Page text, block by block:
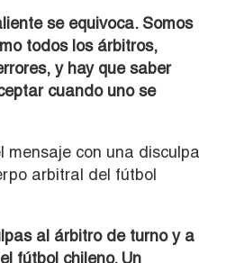
se equivoca. Somos
todos los árbitros,
y hay que saber
cuando uno se
mensaje con una disculpa
arbitral del fútbol
al árbitro de turno y a
fútbol chileno. Un